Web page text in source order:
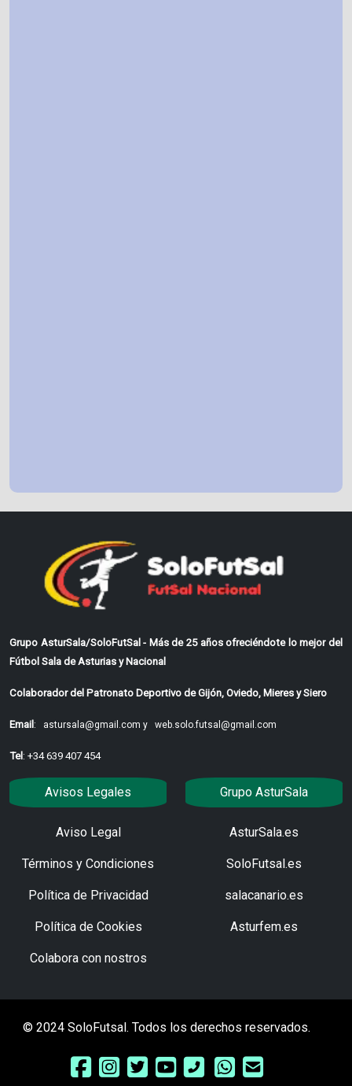
Grupo AsturSala/SoloFutSal - Más de 25 años ofreciéndote lo mejor del
Fútbol Sala de Asturias y Nacional
Colaborador del Patronato Deportivo de Gijón, Oviedo, Mieres y Siero
Email: astursala@gmail.com y web.solo.futsal@gmail.com
Tel: +34 639 407 454
Avisos Legales
Aviso Legal
Términos y Condiciones
Política de Privacidad
Política de Cookies
Colabora con nostros
Grupo AsturSala
AsturSala.es
SoloFutsal.es
salacanario.es
Asturfem.es
© 2024 SoloFutsal. Todos los derechos reservados.